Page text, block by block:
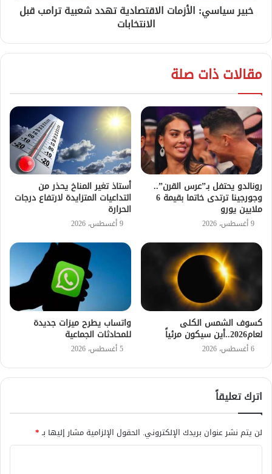
خبير سياسي: الأزمات الاقتصادية تهدد شعبية ترامب قبل
الانتخابات
مقالات ذات صلة
رونالدو يحتفل بـ”عرس القرن”..
وجورجينا ترتدى خاتما بقيمة 6
ملايين يورو
9 أغسطس، 2026
أستاذ تغير المناخ يحذر من
التداعيات المتزايدة لارتفاع درجات
الحرارة
9 أغسطس، 2026
كسوف الشمس الكلى
لعام2026..أين سيكون مرئياً
6 أغسطس، 2026
واتساب يطرح ميزات جديدة
للمحادثات الجماعية
5 أغسطس، 2026
اترك تعليقاً
لن يتم نشر عنوان بريدك الإلكتروني. الحقول الإلزامية مشار إليها بـ*